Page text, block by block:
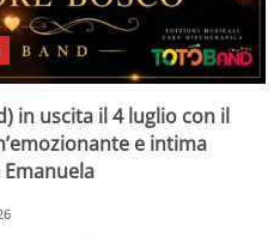
in uscita il 4 luglio con il
e intima